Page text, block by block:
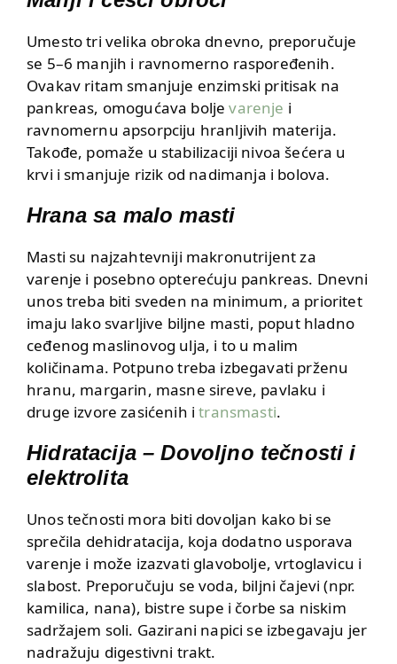
Umesto tri velika obroka dnevno, preporučuje
se 5–6 manjih i ravnomerno raspoređenih.
Ovakav ritam smanjuje enzimski pritisak na
pankreas, omogućava boljevarenje i
ravnomernu apsorpciju hranljivih materija.
Takođe, pomaže u stabilizaciji nivoa šećera u
krvi i smanjuje rizik od nadimanja i bolova.
Hrana sa malo masti
Masti su najzahtevniji makronutrijent za
varenje i posebno opterećuju pankreas. Dnevni
unos treba biti sveden na minimum, a prioritet
imaju lako svarljive biljne masti, poput hladno
ceđenog maslinovog ulja, i to u malim
količinama. Potpuno treba izbegavati prženu
hranu, margarin, masne sireve, pavlaku i
druge izvore zasićenih itransmasti.
Hidratacija – Dovoljno tečnosti i
elektrolita
Unos tečnosti mora biti dovoljan kako bi se
sprečila dehidratacija, koja dodatno usporava
varenje i može izazvati glavobolje, vrtoglavicu i
slabost. Preporučuju se voda, biljni čajevi (npr.
kamilica, nana), bistre supe i čorbe sa niskim
sadržajem soli. Gazirani napici se izbegavaju jer
nadražuju digestivni trakt.